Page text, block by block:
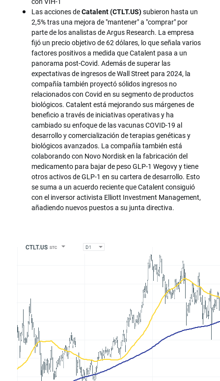
Las acciones deCatalent (CTLT.US)subieron hasta un
2,5% tras una mejora de "mantener" a "comprar" por
parte de los analistas de Argus Research. La empresa
fijó un precio objetivo de 62 dólares, lo que señala varios
factores positivos a medida que Catalent pasa a un
panorama post-Covid. Además de superar las
expectativas de ingresos de Wall Street para 2024, la
compañía también proyectó sólidos ingresos no
relacionados con Covid en su segmento de productos
biológicos. Catalent está mejorando sus márgenes de
beneficio a través de iniciativas operativas y ha
cambiado su enfoque de las vacunas COVID-19 al
desarrollo y comercialización de terapias genéticas y
biológicos avanzados. La compañía también está
colaborando con Novo Nordisk en la fabricación del
medicamento para bajar de peso GLP-1 Wegovy y tiene
otros activos de GLP-1 en su cartera de desarrollo. Esto
se suma a un acuerdo reciente que Catalent consiguió
con el inversor activista Elliott Investment Management,
añadiendo nuevos puestos a su junta directiva.